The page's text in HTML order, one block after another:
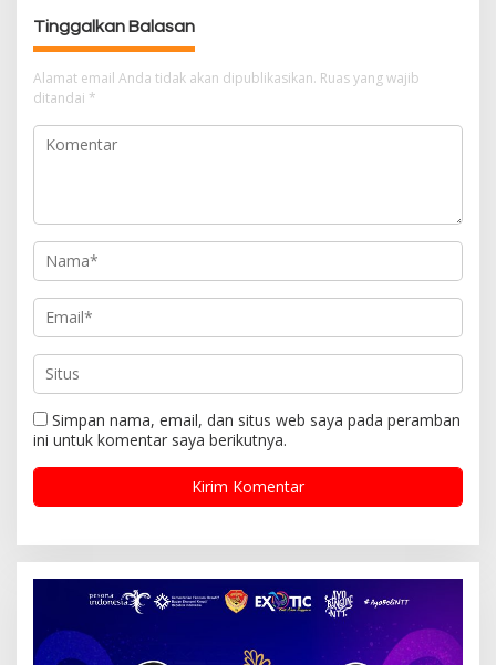
p
o
s
Tinggalkan Balasan
Alamat email Anda tidak akan dipublikasikan. Ruas yang wajib
ditandai *
Simpan nama, email, dan situs web saya pada peramban
ini untuk komentar saya berikutnya.